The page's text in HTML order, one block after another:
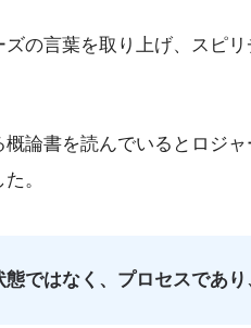
の言葉を取り上げ、スピ
論書を読んでいるとロジ
。
ではなく、プロセスであ